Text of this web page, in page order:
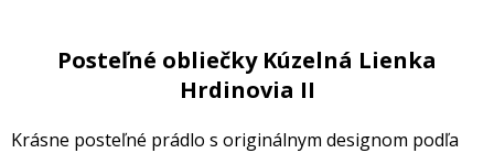
Posteľné obliečky Kúzelná Lienka
Hrdinovia II
Krásne posteľné prádlo s originálnym designom podľa